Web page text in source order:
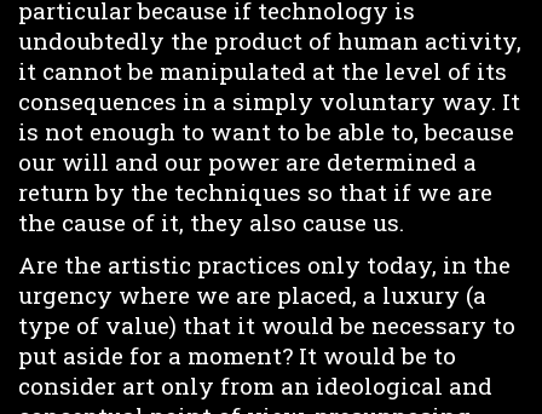
particular because if technology is
undoubtedly the product of human activity,
it cannot be manipulated at the level of its
consequences in a simply voluntary way. It
is not enough to want to be able to, because
our will and our power are determined a
return by the techniques so that if we are
the cause of it, they also cause us.
Are the artistic practices only today, in the
urgency where we are placed, a luxury (a
type of value) that it would be necessary to
put aside for a moment? It would be to
consider art only from an ideological and